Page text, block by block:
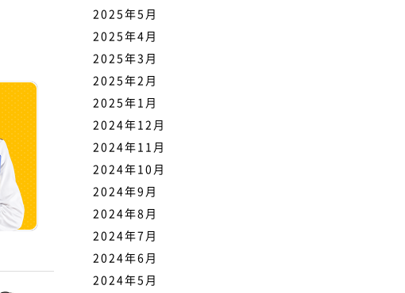
2025年5月
2025年4月
2025年3月
2025年2月
2025年1月
2024年12月
2024年11月
2024年10月
2024年9月
2024年8月
2024年7月
2024年6月
2024年5月